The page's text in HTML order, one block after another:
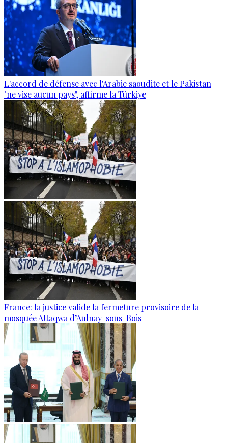
L'accord de défense avec l'Arabie saoudite et le Pakistan
"ne vise aucun pays", affirme la Türkiye
France: la justice valide la fermeture provisoire de la
mosquée Attaqwa d’Aulnay-sous-Bois